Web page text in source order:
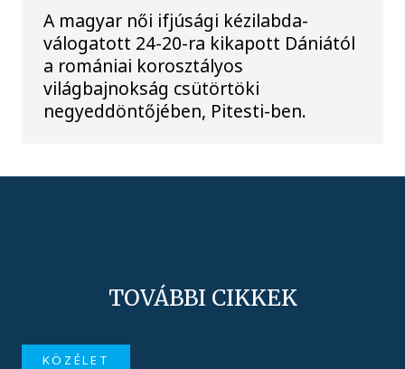
A magyar női ifjúsági kézilabda-
válogatott 24-20-ra kikapott Dániától
a romániai korosztályos
világbajnokság csütörtöki
negyeddöntőjében, Pitesti-ben.
TOVÁBBI CIKKEK
KÖZÉLET